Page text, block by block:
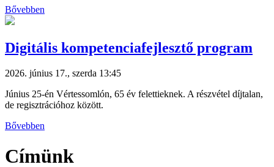
Bővebben
Digitális kompetenciafejlesztő program
2026. június 17., szerda 13:45
Június 25-én Vértessomlón, 65 év felettieknek. A részvétel díjtalan,
de regisztrációhoz között.
Bővebben
Címünk